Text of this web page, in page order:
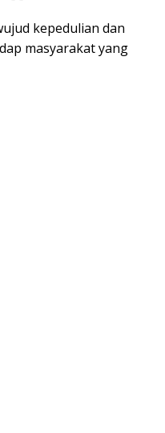
kepedulian dan
masyarakat yang